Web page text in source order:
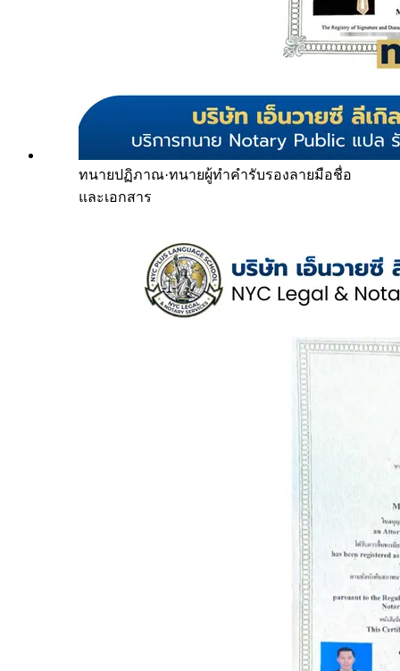
ทนายปฏิภาณ·ทนายผู้ทำคำรับรองลายมือชื่อ
และเอกสาร